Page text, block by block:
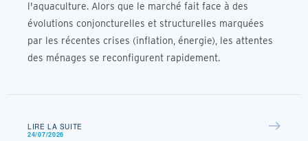
l'aquaculture. Alors que le marché fait face à des
évolutions conjoncturelles et structurelles marquées
par les récentes crises (inflation, énergie), les attentes
des ménages se reconfigurent rapidement.
LIRE LA SUITE
24/07/2026